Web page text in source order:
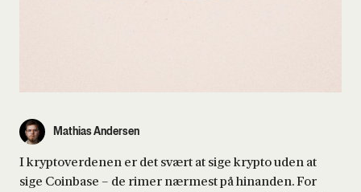
Mathias Andersen
I kryptoverdenen er det svært at sige krypto uden at
sige Coinbase – de rimer nærmest på hinanden. For